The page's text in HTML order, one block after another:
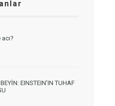
EINSTEIN’IN TUHAF